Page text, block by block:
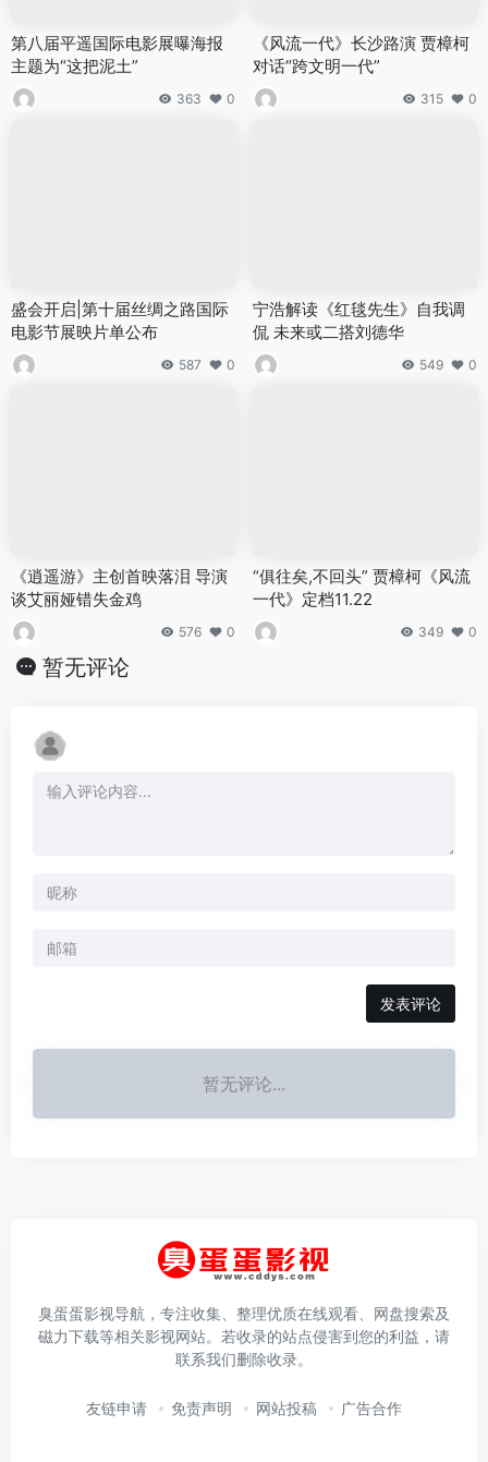
第八届平遥国际电影展曝海报
主题为“这把泥土”
363 0
《风流一代》长沙路演 贾樟柯
对话“跨文明一代”
315 0
盛会开启|第十届丝绸之路国际
电影节展映片单公布
587 0
宁浩解读《红毯先生》自我调
侃 未来或二搭刘德华
549 0
《逍遥游》主创首映落泪 导演
谈艾丽娅错失金鸡
576 0
“俱往矣,不回头” 贾樟柯《风流
一代》定档11.22
349 0
暂无评论
发表评论
暂无评论...
臭蛋蛋影视导航，专注收集、整理优质在线观看、网盘搜索及
磁力下载等相关影视网站。若收录的站点侵害到您的利益，请
联系我们删除收录。
友链申请 免责声明 网站投稿 广告合作